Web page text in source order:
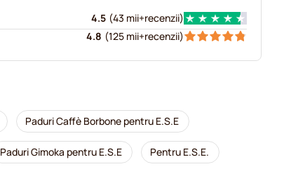
4.5 (43 mii+recenzii)
4.8 (125 mii+recenzii)
Paduri Caffè Borbone pentru E.S.E
Paduri Gimoka pentru E.S.E Pentru E.S.E.